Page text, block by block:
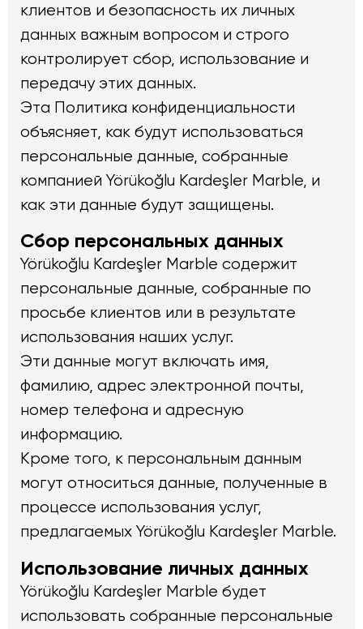
клиентов и безопасность их личных
данных важным вопросом и строго
контролирует сбор, использование и
передачу этих данных.
Эта Политика конфиденциальности
объясняет, как будут использоваться
персональные данные, собранные
компанией Yörükoğlu Kardeşler Marble, и
как эти данные будут защищены.
Сбор персональных данных
Yörükoğlu Kardeşler Marble содержит
персональные данные, собранные по
просьбе клиентов или в результате
использования наших услуг.
Эти данные могут включать имя,
фамилию, адрес электронной почты,
номер телефона и адресную
информацию.
Кроме того, к персональным данным
могут относиться данные, полученные в
процессе использования услуг,
предлагаемых Yörükoğlu Kardeşler Marble.
Использование личных данных
Yörükoğlu Kardeşler Marble будет
использовать собранные персональные